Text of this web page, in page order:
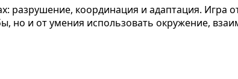
разрушение, координация и адаптация.
но и от умения использовать окружение,